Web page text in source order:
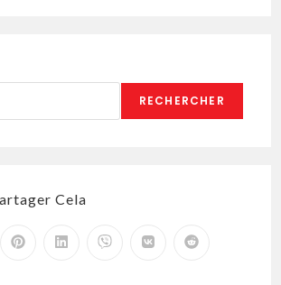
RECHERCHER
Cela